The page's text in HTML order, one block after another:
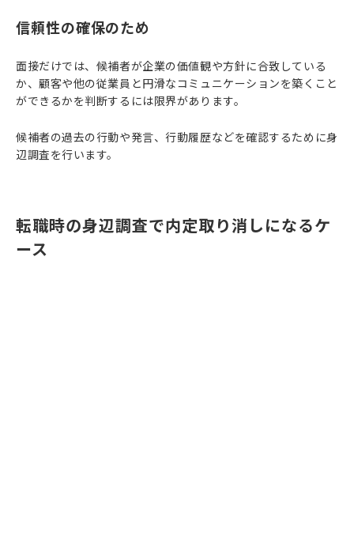
信頼性の確保のため
面接だけでは、候補者が企業の価値観や方針に合致している
か、顧客や他の従業員と円滑なコミュニケーションを築くこと
ができるかを判断するには限界があります。
候補者の過去の行動や発言、行動履歴などを確認するために身
辺調査を行います。
転職時の身辺調査で内定取り消しになるケ
ース